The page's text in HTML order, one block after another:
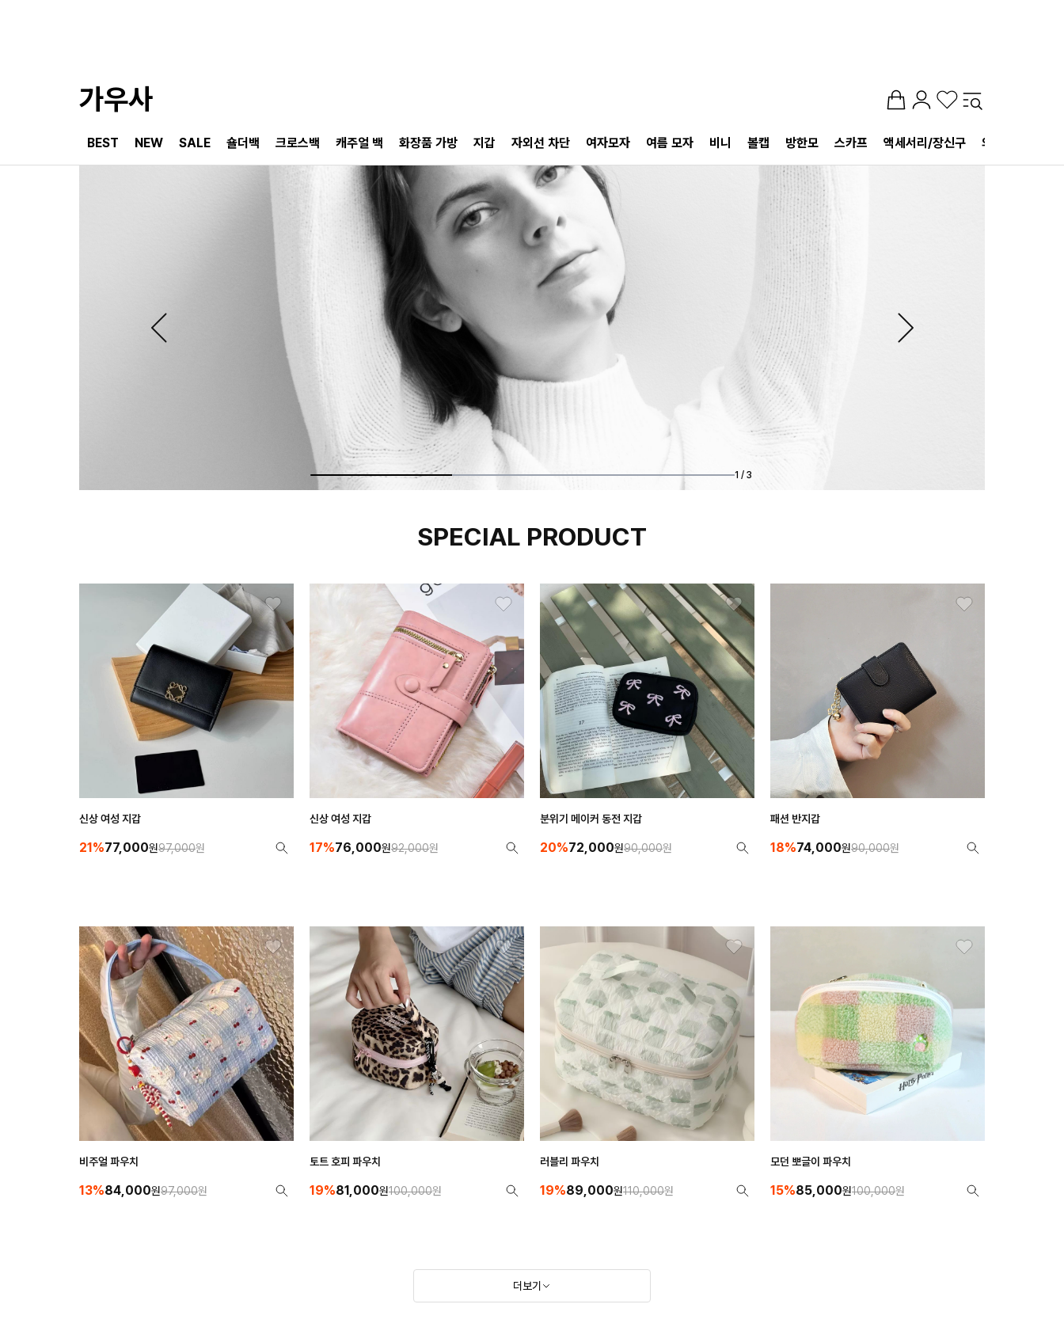
가우사
BEST NEW SALE 숄더백 크로스백 캐주얼 백 화장품 가방 지갑 자외선 차단 여자모자 여름 모자 비니 볼캡 방한모 스카프 액세서리/장신구 의상/신발
1 / 3
SPECIAL PRODUCT
신상 여성 지갑
21%77,000원97,000원
신상 여성 지갑
17%76,000원92,000원
분위기 메이커 동전 지갑
20%72,000원90,000원
패션 반지갑
18%74,000원90,000원
비주얼 파우치
13%84,000원97,000원
토트 호피 파우치
19%81,000원100,000원
러블리 파우치
19%89,000원110,000원
모던 뽀글이 파우치
15%85,000원100,000원
더보기